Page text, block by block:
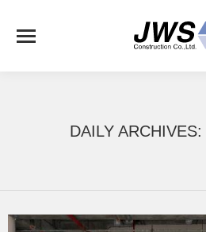
DAILY ARCHIVES: